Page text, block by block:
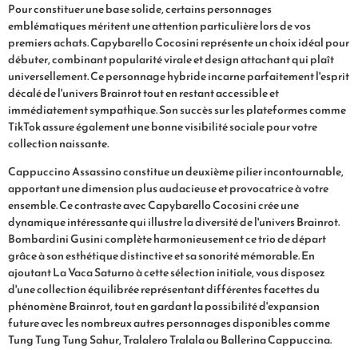
Pour constituer une base solide, certains personnages
emblématiques méritent une attention particulière lors de vos
premiers achats. Capybarello Cocosini représente un choix idéal pour
débuter, combinant popularité virale et design attachant qui plaît
universellement. Ce personnage hybride incarne parfaitement l'esprit
décalé de l'univers Brainrot tout en restant accessible et
immédiatement sympathique. Son succès sur les plateformes comme
TikTok assure également une bonne visibilité sociale pour votre
collection naissante.
Cappuccino Assassino constitue un deuxième pilier incontournable,
apportant une dimension plus audacieuse et provocatrice à votre
ensemble. Ce contraste avec Capybarello Cocosini crée une
dynamique intéressante qui illustre la diversité de l'univers Brainrot.
Bombardini Gusini complète harmonieusement ce trio de départ
grâce à son esthétique distinctive et sa sonorité mémorable. En
ajoutant La Vaca Saturno à cette sélection initiale, vous disposez
d'une collection équilibrée représentant différentes facettes du
phénomène Brainrot, tout en gardant la possibilité d'expansion
future avec les nombreux autres personnages disponibles comme
Tung Tung Tung Sahur, Tralalero Tralala ou Ballerina Cappuccina.